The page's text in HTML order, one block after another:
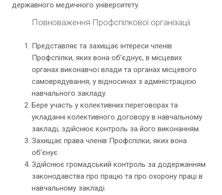
державного медичного університету.
Повноваження Профспілкової організації
Представляє та захищає інтереси членів
Профспілки, яких вона обʼєднує, в місцевих
органах виконавчої влади та органах місцевого
самоврядування, у відносинах з адміністрацією
навчального закладу.
Бере участь у колективних переговорах та
укладанні колективного договору в навчальному
закладі, здійснює контроль за його виконанням.
Захищає права членів Профспілки, яких вона
обʼєнує.
Здійснює громадський контроль за додержанням
законодавства про працю та про охорону праці в
навчальному закладі.